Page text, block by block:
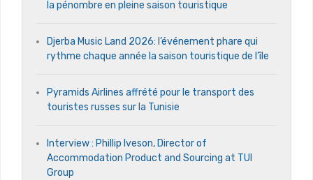
la pénombre en pleine saison touristique
Djerba Music Land 2026: l’événement phare qui
rythme chaque année la saison touristique de l’île
Pyramids Airlines affrété pour le transport des
touristes russes sur la Tunisie
Interview : Phillip Iveson, Director of
Accommodation Product and Sourcing at TUI
Group